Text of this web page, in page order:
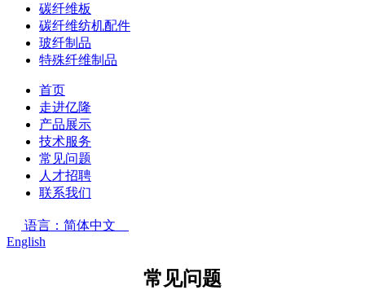
碳纤维板
碳纤维纺机配件
玻纤制品
特殊纤维制品
首页
走进亿隆
产品展示
技术服务
常见问题
人才招聘
联系我们
语言：简体中文
English
常见问题